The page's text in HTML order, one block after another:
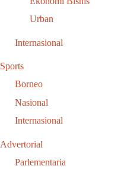
Urban
Internasional
Sports
Borneo
Nasional
Internasional
Advertorial
Parlementaria